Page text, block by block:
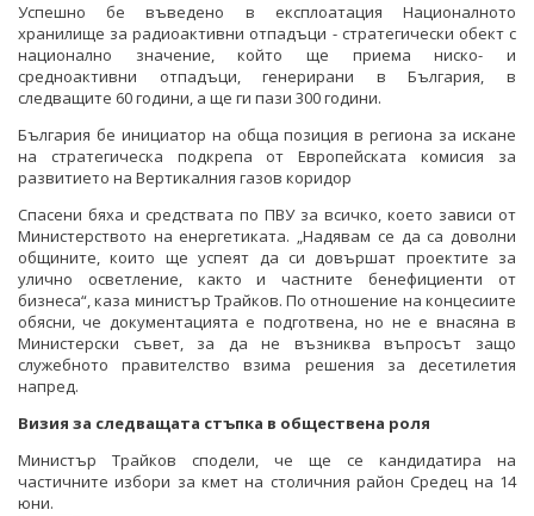
Успешно бе въведено в експлоатация Националното
хранилище за радиоактивни отпадъци - стратегически обект с
национално значение, който ще приема ниско- и
средноактивни отпадъци, генерирани в България, в
следващите 60 години, а ще ги пази 300 години.
България бе инициатор на обща позиция в региона за искане
на стратегическа подкрепа от Европейската комисия за
развитието на Вертикалния газов коридор
Спасени бяха и средствата по ПВУ за всичко, което зависи от
Министерството на енергетиката. „Надявам се да са доволни
общините, които ще успеят да си довършат проектите за
улично осветление, както и частните бенефициенти от
бизнеса“, каза министър Трайков. По отношение на концесиите
обясни, че документацията е подготвена, но не е внасяна в
Министерски съвет, за да не възниква въпросът защо
служебното правителство взима решения за десетилетия
напред.
Визия за следващата стъпка в обществена роля
Министър Трайков сподели, че ще се кандидатира на
частичните избори за кмет на столичния район Средец на 14
юни.